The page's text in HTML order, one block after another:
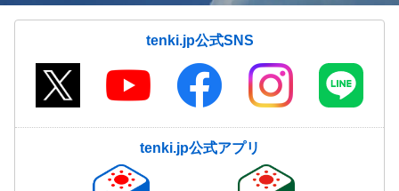
tenki.jp公式SNS
tenki.jp公式アプリ